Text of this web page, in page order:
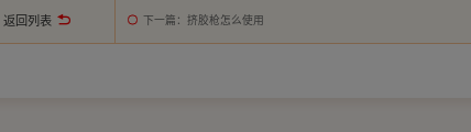
返回列表 下一篇 ：挤胶枪怎么使用